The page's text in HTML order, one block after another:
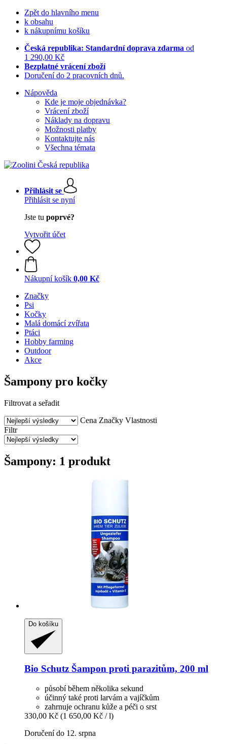
Zpět do hlavního menu
k obsahu
k nákupnímu košíku
Česká republika: Standardní doprava zdarma od
1 290,00 Kč
Bezplatné vrácení zboží
Doručení do 2 pracovních dnů.
Nápověda
Kde je moje objednávka?
Vrácení zboží
Náklady na dopravu
Možnosti platby
Kontaktujte nás
Všechna témata
Přihlásit se
Přihlásit se nyní
Jste tu poprvé?
Vytvořit účet
Nákupní košík 0,00 Kč
Značky
Psi
Kočky
Malá domácí zvířata
Ptáci
Hobby farming
Outdoor
Akce
Šampony pro kočky
Filtrovat a seřadit
Cena Značky Vlastnosti
Filtr
Šampony: 1 produkt
Do košíku
Bio Schutz Šampon proti parazitům, 200 ml
působí během několika sekund
účinný také proti larvám a vajíčkům
zahrnuje ochranu kůže a péči o srst
330,00 Kč (1 650,00 Kč / l)
Doručení do 12. srpna